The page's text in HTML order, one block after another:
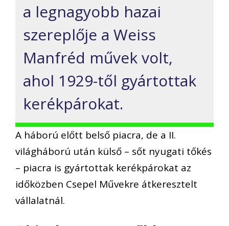
a legnagyobb hazai
szereplője a Weiss
Manfréd művek volt,
ahol 1929-től gyártottak
kerékpárokat.
A háború előtt belső piacra, de a II.
világháború után külső – sőt nyugati tőkés
– piacra is gyártottak kerékpárokat az
időközben Csepel Művekre átkeresztelt
vállalatnál.